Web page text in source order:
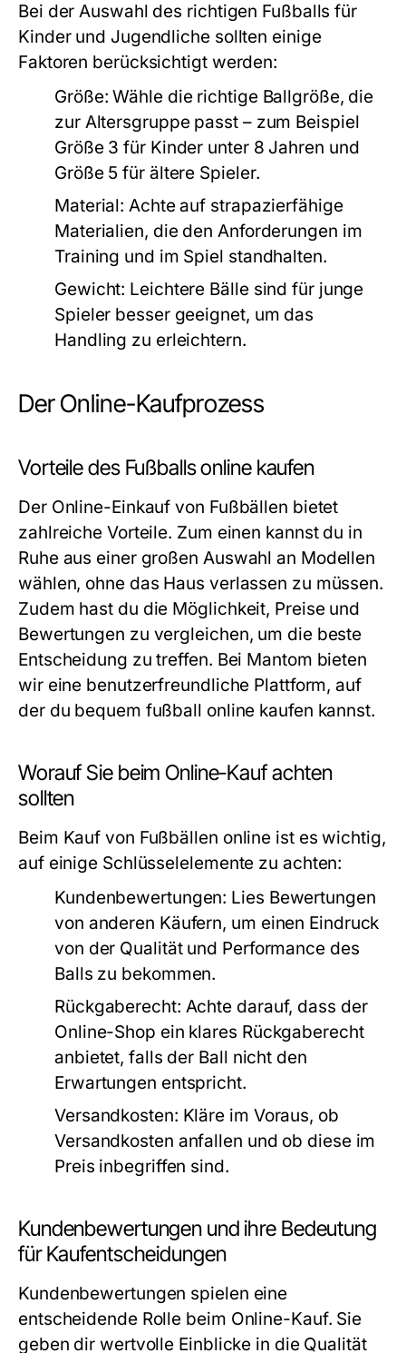
Bei der Auswahl des richtigen Fußballs für
Kinder und Jugendliche sollten einige
Faktoren berücksichtigt werden:
Größe: Wähle die richtige Ballgröße, die
zur Altersgruppe passt – zum Beispiel
Größe 3 für Kinder unter 8 Jahren und
Größe 5 für ältere Spieler.
Material: Achte auf strapazierfähige
Materialien, die den Anforderungen im
Training und im Spiel standhalten.
Gewicht: Leichtere Bälle sind für junge
Spieler besser geeignet, um das
Handling zu erleichtern.
Der Online-Kaufprozess
Vorteile des Fußballs online kaufen
Der Online-Einkauf von Fußbällen bietet
zahlreiche Vorteile. Zum einen kannst du in
Ruhe aus einer großen Auswahl an Modellen
wählen, ohne das Haus verlassen zu müssen.
Zudem hast du die Möglichkeit, Preise und
Bewertungen zu vergleichen, um die beste
Entscheidung zu treffen. Bei Mantom bieten
wir eine benutzerfreundliche Plattform, auf
der du bequem fußball online kaufen kannst.
Worauf Sie beim Online-Kauf achten
sollten
Beim Kauf von Fußbällen online ist es wichtig,
auf einige Schlüsselelemente zu achten:
Kundenbewertungen: Lies Bewertungen
von anderen Käufern, um einen Eindruck
von der Qualität und Performance des
Balls zu bekommen.
Rückgaberecht: Achte darauf, dass der
Online-Shop ein klares Rückgaberecht
anbietet, falls der Ball nicht den
Erwartungen entspricht.
Versandkosten: Kläre im Voraus, ob
Versandkosten anfallen und ob diese im
Preis inbegriffen sind.
Kundenbewertungen und ihre Bedeutung
für Kaufentscheidungen
Kundenbewertungen spielen eine
entscheidende Rolle beim Online-Kauf. Sie
geben dir wertvolle Einblicke in die Qualität